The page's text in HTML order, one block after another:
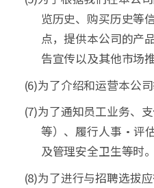
览历史、购买历史等
点，提供本公司的产
告宣传以及其他市场
(6)为了介绍和运营本公
(7)为了通知员工业务、
等）、履行人事・评
及管理安全卫生等时。
(8)为了进行与招聘选拔